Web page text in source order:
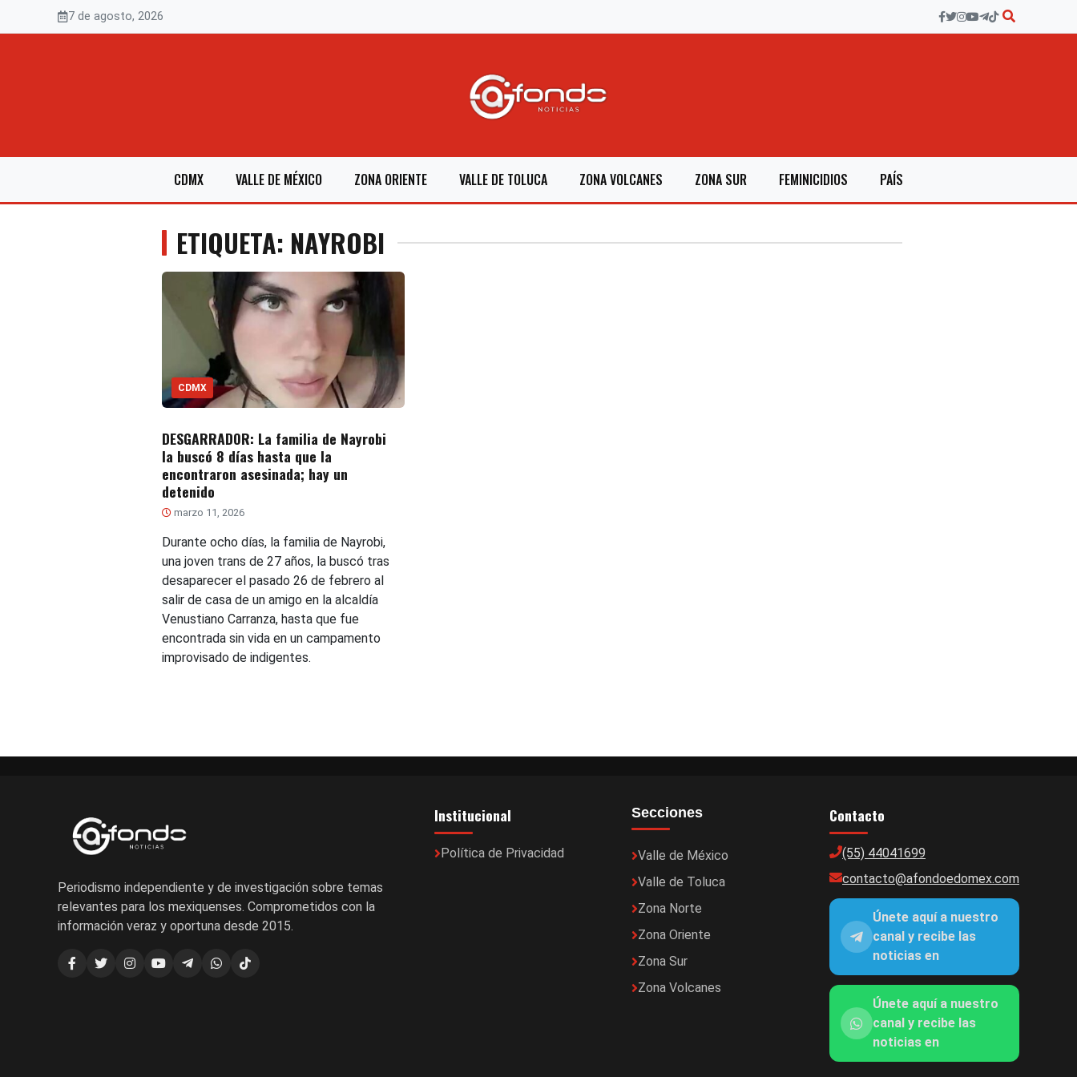
7 de agosto, 2026
CDMX VALLE DE MÉXICO ZONA ORIENTE VALLE DE TOLUCA ZONA VOLCANES ZONA SUR FEMINICIDIOS PAÍS
ETIQUETA: NAYROBI
CDMX
DESGARRADOR: La familia de Nayrobi
la buscó 8 días hasta que la
encontraron asesinada; hay un
detenido
marzo 11, 2026
Durante ocho días, la familia de Nayrobi,
una joven trans de 27 años, la buscó tras
desaparecer el pasado 26 de febrero al
salir de casa de un amigo en la alcaldía
Venustiano Carranza, hasta que fue
encontrada sin vida en un campamento
improvisado de indigentes.
Periodismo independiente y de investigación sobre temas
relevantes para los mexiquenses. Comprometidos con la
información veraz y oportuna desde 2015.
Institucional
Política de Privacidad
Secciones
Valle de México
Valle de Toluca
Zona Norte
Zona Oriente
Zona Sur
Zona Volcanes
Contacto
(55) 44041699
contacto@afondoedomex.com
Únete aquí a nuestro
canal y recibe las
noticias en
Únete aquí a nuestro
canal y recibe las
noticias en